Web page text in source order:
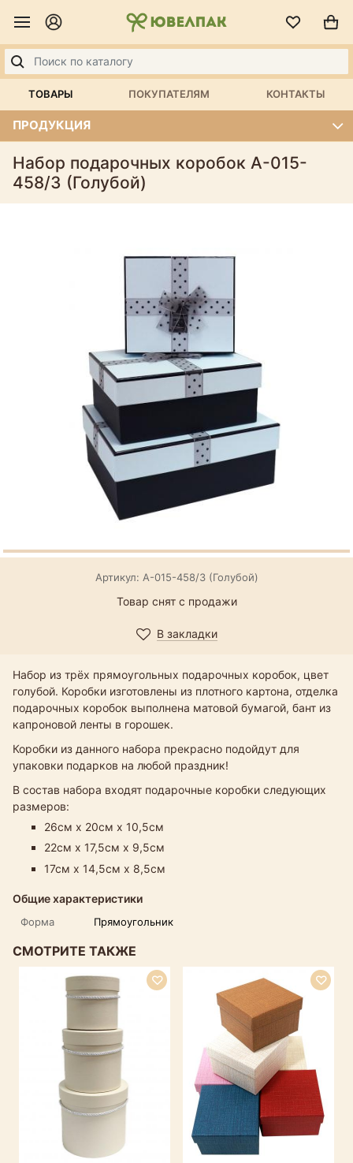
ТОВАРЫ ПОКУПАТЕЛЯМ КОНТАКТЫ
ПРОДУКЦИЯ
Набор подарочных коробок А-015-
458/3 (Голубой)
Артикул: А-015-458/3 (Голубой)
Товар снят с продажи
В закладки
Набор из трёх прямоугольных подарочных коробок, цвет
голубой. Коробки изготовлены из плотного картона, отделка
подарочных коробок выполнена матовой бумагой, бант из
капроновой ленты в горошек.
Коробки из данного набора прекрасно подойдут для
упаковки подарков на любой праздник!
В состав набора входят подарочные коробки следующих
размеров:
26см х 20см х 10,5см
22см х 17,5см х 9,5см
17см х 14,5см х 8,5см
Общие характеристики
Форма Прямоугольник
СМОТРИТЕ ТАКЖЕ